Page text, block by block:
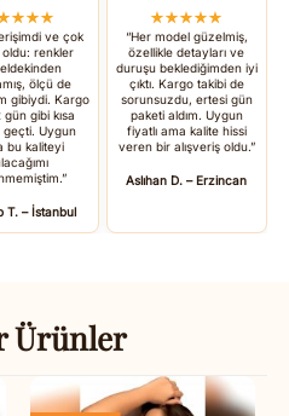
ve çok
oldu: renkler
ölçü de
gibiydi. Kargo
gün gibi kısa
geçti. Uygun
bu kaliteyi
T. – İstanbul
★★★★★
“Her model güzelmiş,
özellikle detayları ve
duruşu beklediğimden iyi
çıktı. Kargo takibi de
sorunsuzdu, ertesi gün
paketi aldım. Uygun
fiyatlı ama kalite hissi
veren bir alışveriş oldu.”
Aslıhan D. – Erzincan
Ürünler